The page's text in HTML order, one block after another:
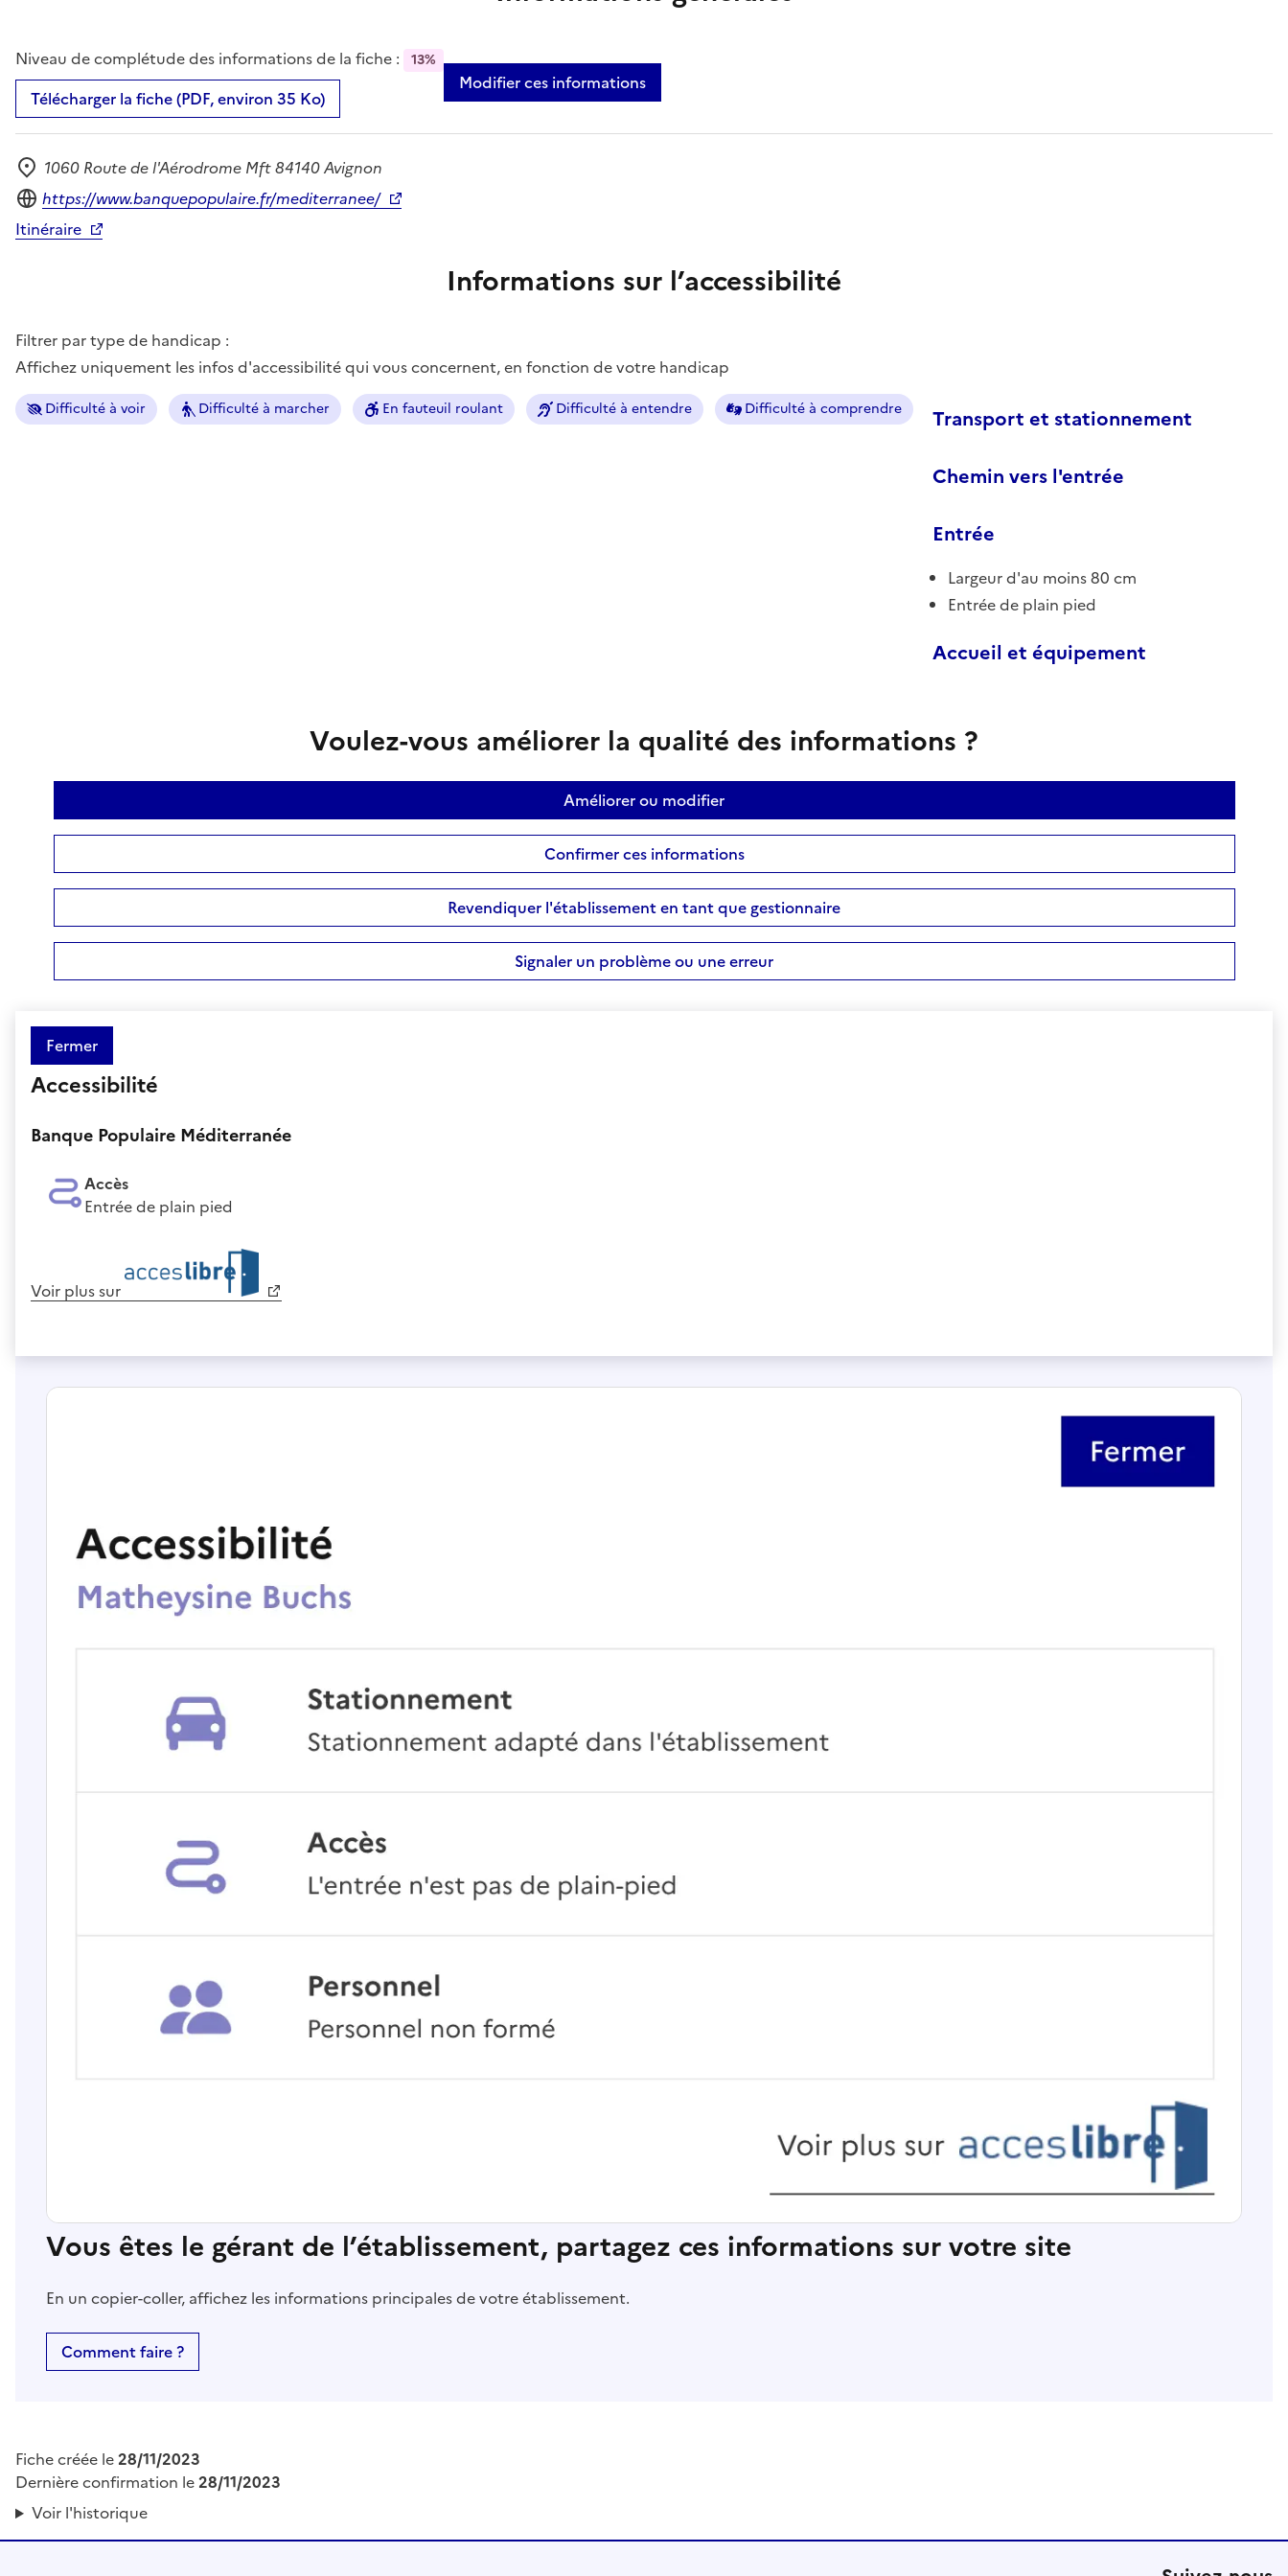
Niveau de complétude des informations de la fiche : 13%
Télécharger la fiche (PDF, environ 35 Ko)
Modifier ces informations
Adresse
1060 Route de l'Aérodrome Mft 84140 Avignon
Site internet
https://www.banquepopulaire.fr/mediterranee/
Itinéraire
Informations sur l’accessibilité
Filtrer par type de handicap :
Affichez uniquement les infos d'accessibilité qui vous concernent, en fonction de votre handicap
Difficulté à voir Difficulté à marcher En fauteuil roulant Difficulté à entendre Difficulté à comprendre
Transport et stationnement
Chemin vers l'entrée
Entrée
Largeur d'au moins 80 cm
Entrée de plain pied
Accueil et équipement
Voulez-vous améliorer la qualité des informations ?
Améliorer ou modifier
Confirmer ces informations
Revendiquer l'établissement en tant que gestionnaire
Signaler un problème ou une erreur
Fermer
Accessibilité
Banque Populaire Méditerranée
Accès
Entrée de plain pied
Voir plus sur
Vous êtes le gérant de l’établissement, partagez ces informations sur votre site
En un copier-coller, affichez les informations principales de votre établissement.
Comment faire ?
Fiche créée le28/11/2023
Dernière confirmation le28/11/2023
Voir l'historique